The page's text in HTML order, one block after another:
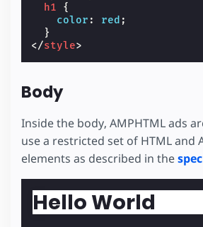
h1
{
color : red ;
}
</style>
Body
Inside the body, AMPHTML ads
use a restricted set of HTML and
elements as described in thespec
Hello World